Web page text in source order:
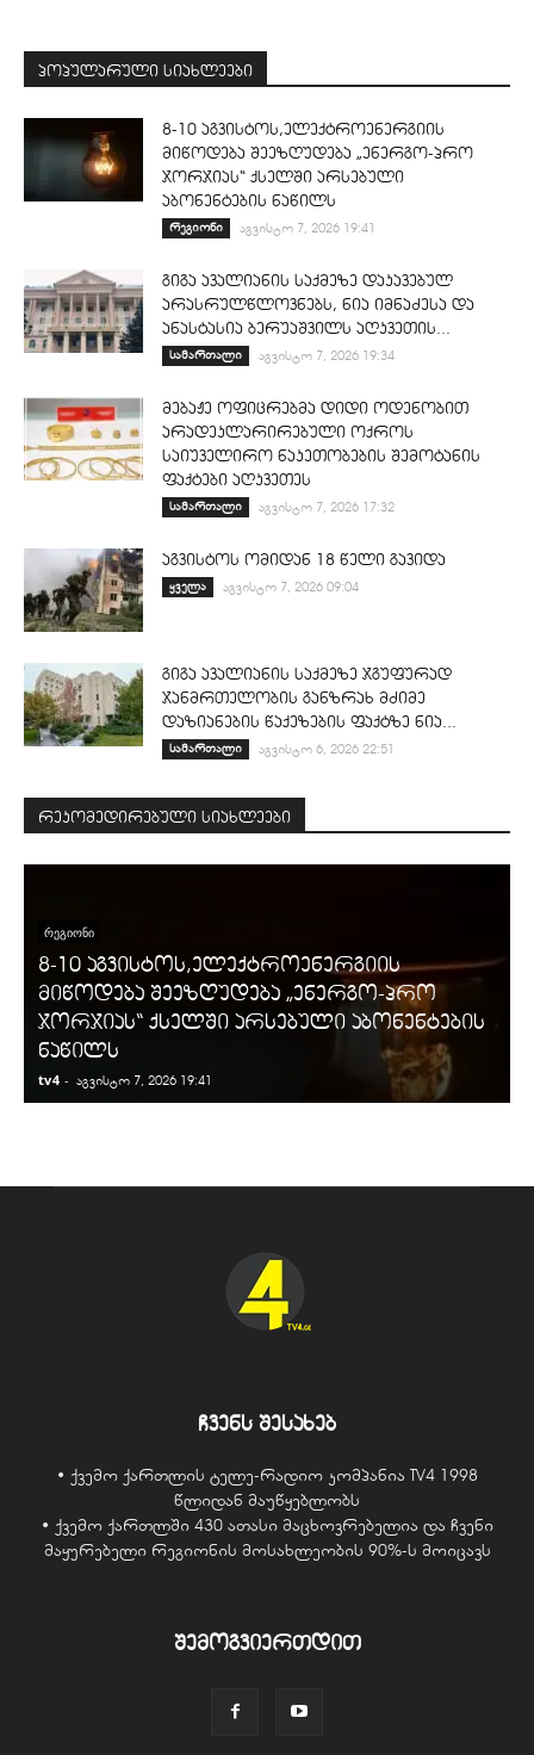
პოპულარული სიახლეები
8-10 აგვისტოს,ელექტროენერგიის
მიწოდება შეეზღუდება „ენერგო-პრო
ჯორჯიას“ ქსელში არსებული
აბონენტების ნაწილს
რეგიონი აგვისტო 7, 2026 19:41
გიგა ავალიანის საქმეზე დაკავებულ
არასრულწლოვნებს, ნია იმნაძესა და
ანასტასია ბერუაშვილს აღკვეთის...
სამართალი აგვისტო 7, 2026 19:34
მებაჟე ოფიცრებმა დიდი ოდენობით
არადეკლარირებული ოქროს
საიუველირო ნაკეთობების შემოტანის
ფაქტები აღკვეთეს
სამართალი აგვისტო 7, 2026 17:32
აგვისტოს ომიდან 18 წელი გავიდა
ყველა აგვისტო 7, 2026 09:04
გიგა ავალიანის საქმეზე ჯგუფურად
ჯანმრთელობის განზრახ მძიმე
დაზიანების წაქეზების ფაქტზე ნია...
სამართალი აგვისტო 6, 2026 22:51
რეკომედირებული სიახლეები
ᲠᲔᲒᲘᲝᲜᲘ
8-10 აგვისტოს,ელექტროენერგიის
მიწოდება შეეზღუდება „ენერგო-პრო
ჯორჯიას“ ქსელში არსებული აბონენტების
ნაწილს
tv4 - აგვისტო 7, 2026 19:41
ჩვენს შესახებ
• ქვემო ქართლის ტელე-რადიო კომპანია TV4 1998
წლიდან მაუწყებლობს
• ქვემო ქართლში 430 ათასი მაცხოვრებელია და ჩვენი
მაყურებელი რეგიონის მოსახლეობის 90%-ს მოიცავს
შემოგვიერთდით